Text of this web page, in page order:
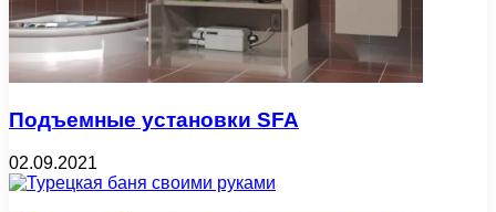
Подъемные установки SFA
02.09.2021